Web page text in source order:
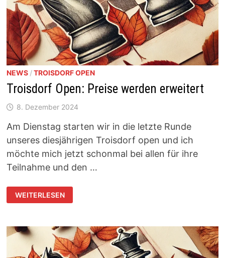
NEWS/TROISDORF OPEN
Troisdorf Open: Preise werden erweitert
8. Dezember 2024
Am Dienstag starten wir in die letzte Runde
unseres diesjährigen Troisdorf open und ich
möchte mich jetzt schonmal bei allen für ihre
Teilnahme und den …
TROISDORF
OPEN:
PREISE
WEITERLESEN